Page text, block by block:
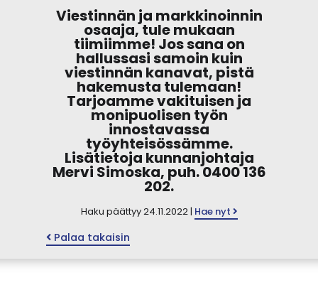
Viestinnän ja markkinoinnin
osaaja, tule mukaan
tiimiimme! Jos sana on
hallussasi samoin kuin
viestinnän kanavat, pistä
hakemusta tulemaan!
Tarjoamme vakituisen ja
monipuolisen työn
innostavassa
työyhteisössämme.
Lisätietoja kunnanjohtaja
Mervi Simoska, puh. 0400 136
202.
Haku päättyy 24.11.2022 | Hae nyt
Palaa takaisin